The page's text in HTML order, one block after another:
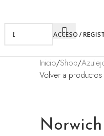
ACCESO /
Inicio/Shop/
Volver a productos